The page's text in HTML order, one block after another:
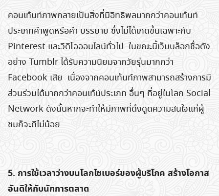
คอนเท้นท์ภาพกลายเป็นสิ่งที่มีอิทธิพลมากกว่าคอนเท้นท์
ประเภทคำพูดหรือคำ บรรยาย ซึ่งไม่ได้เกิดขึ้นเฉพาะกับ
Pinterest และวีดีโอออนไลน์ทั่วไป ในขณะนี้เว็บบล็อกชื่อดัง
อย่าง Tumblr ได้รับความนิยมจากวัยรุ่นมากกว่า
Facebook เสีย เนื่องจากคอนเท้นท์ภาพสามารถสร้างการมี
ส่วนร่วมได้มากกว่าคอนเท้น์ประเภท อื่นๆ ที่อยู่ในโลก Social
Network ดังนั้นหากจะทำให้มีภาพที่ดึงดูดความสนใจแก่ผู้
ชมก็จะดีไม่น้อย
5. การใช้เวลาว่างบนโลกไซเบอร์ของผู้บริโภค สร้างโอกาส
อันดีให้กับนักการตลาด